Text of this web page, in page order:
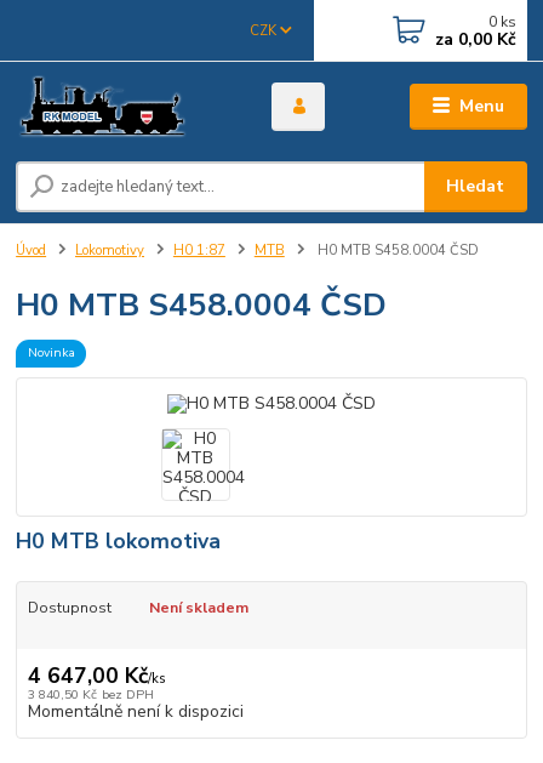
Menu
CZK
Hledat
0 ks
za 0,00 Kč
Úvod Lokomotivy H0 1:87 MTB H0 MTB S458.0004 ČSD
H0 MTB S458.0004 ČSD
Novinka
H0 MTB lokomotiva
Dostupnost Není skladem
4 647,00 Kč/ks
3 840,50 Kč bez DPH
Momentálně není k dispozici